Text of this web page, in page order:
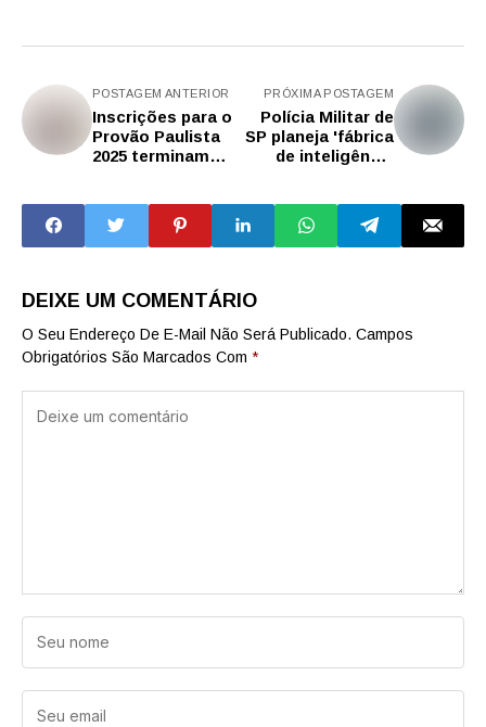
POSTAGEM ANTERIOR
Inscrições para o
Provão Paulista
2025 terminam
PRÓXIMA POSTAGEM
Polícia Militar de
SP planeja 'fábrica
de inteligência
segurança pública
DEIXE UM COMENTÁRIO
O Seu Endereço De E-Mail Não Será Publicado. Campos
Obrigatórios São Marcados Com *